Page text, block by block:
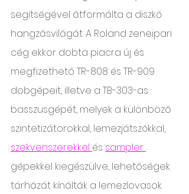
segítségével átformálta a diszkó
hangzásvilágát. A Roland zeneipari
cég ekkor dobta piacra új és
megfizethető TR-808 és TR-909
dobgépeit, illetve a TB-303-as
basszusgépét, melyek a különböző
szintetizátorokkal, lemezjátszókkal,
szekvenszerekkel és sampler
gépekkel kiegészülve, lehetőségek
tárházát kínálták a lemezlovasok